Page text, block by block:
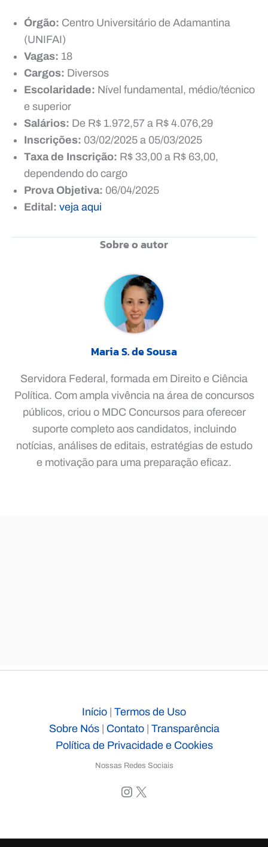
Órgão: Centro Universitário de Adamantina
(UNIFAI)
Vagas: 18
Cargos: Diversos
Escolaridade: Nível fundamental, médio/técnico
e superior
Salários: De R$ 1.972,57 a R$ 4.076,29
Inscrições: 03/02/2025 a 05/03/2025
Taxa de Inscrição: R$ 33,00 a R$ 63,00,
dependendo do cargo
Prova Objetiva: 06/04/2025
Edital: veja aqui
Sobre o autor
Maria S. de Sousa
Servidora Federal, formada em Direito e Ciência
Política. Com ampla vivência na área de concursos
públicos, criou o MDC Concursos para oferecer
suporte completo aos candidatos, incluindo
notícias, análises de editais, estratégias de estudo
e motivação para uma preparação eficaz.
Início | Termos de Uso
Sobre Nós| Contato| Transparência
Política de Privacidade e Cookies
Nossas Redes Sociais
Instagram
X